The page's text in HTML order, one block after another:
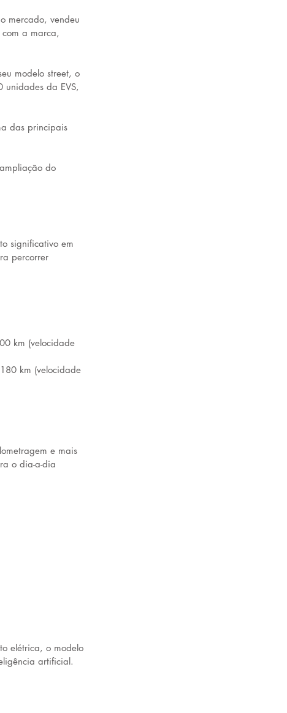
mercado, vendeu
a marca,
modelo street, o
unidades da EVS,
das principais
do
significativo em
percorrer
km (velocidade
km (velocidade
e mais
o dia-a-dia
elétrica, o modelo
artificial.